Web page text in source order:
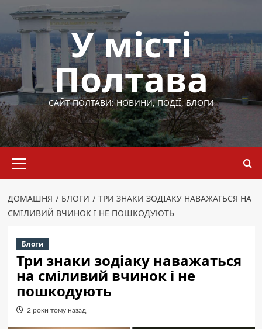
Перейти
вмісту
У місті
Полтава
САЙТ ПОЛТАВИ: НОВИНИ, ПОДІЇ, БЛОГИ
меню
ДОМАШНЯ БЛОГИ
ТРИ ЗНАКИ ЗОДІАКУ НАВАЖАТЬСЯ НА
СМІЛИВИЙ ВЧИНОК І НЕ ПОШКОДУЮТЬ
Блоги
Три знаки зодіаку наважаться
на сміливий вчинок і не
пошкодують
2 роки тому назад